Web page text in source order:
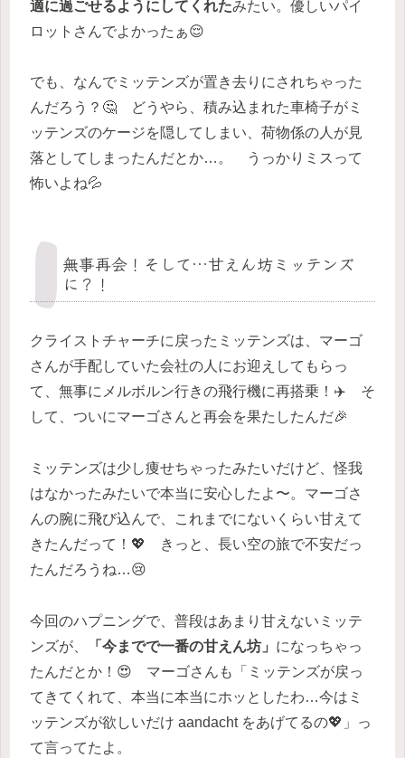
適に過ごせるようにしてくれたみたい。優しいパイ
ロットさんでよかったぁ😌
でも、なんでミッテンズが置き去りにされちゃった
んだろう？🤔 どうやら、積み込まれた車椅子がミ
ッテンズのケージを隠してしまい、荷物係の人が見
落としてしまったんだとか…。 うっかりミスって
怖いよね💦
無事再会！そして…甘えん坊ミッテンズ
に？！
クライストチャーチに戻ったミッテンズは、マーゴ
さんが手配していた会社の人にお迎えしてもらっ
て、無事にメルボルン行きの飛行機に再搭乗！✈️ そ
して、ついにマーゴさんと再会を果たしたんだ🎉
ミッテンズは少し痩せちゃったみたいだけど、怪我
はなかったみたいで本当に安心したよ〜。マーゴさ
んの腕に飛び込んで、これまでにないくらい甘えて
きたんだって！💖 きっと、長い空の旅で不安だっ
たんだろうね…😢
今回のハプニングで、普段はあまり甘えないミッテ
ンズが、
「今までで一番の甘えん坊」 になっちゃっ
たんだとか！😍 マーゴさんも「ミッテンズが戻っ
てきてくれて、本当に本当にホッとしたわ…今はミ
ッテンズが欲しいだけ aandacht をあげてるの💖」っ
て言ってたよ。